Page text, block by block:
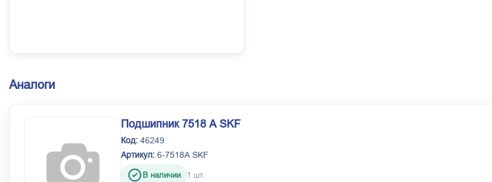
Аналоги
Подшипник 7518 А SKF
Код: 46249
Артикул: 6-7518А SKF
В наличии 1 шт.